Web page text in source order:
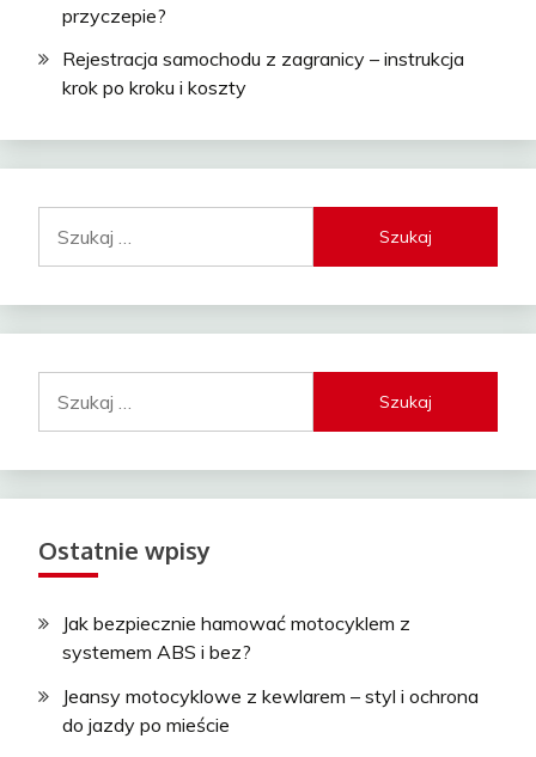
przyczepie?
Rejestracja samochodu z zagranicy – instrukcja
krok po kroku i koszty
Ostatnie wpisy
Jak bezpiecznie hamować motocyklem z
systemem ABS i bez?
Jeansy motocyklowe z kewlarem – styl i ochrona
do jazdy po mieście